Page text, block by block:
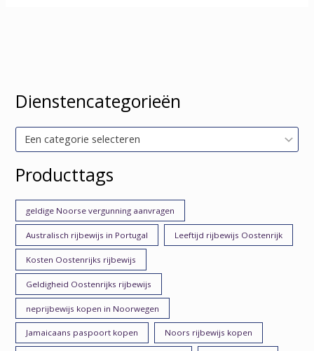
Dienstencategorieën
Een categorie selecteren
Producttags
geldige Noorse vergunning aanvragen
Australisch rijbewijs in Portugal Leeftijd rijbewijs Oostenrijk
Kosten Oostenrijks rijbewijs
Geldigheid Oostenrijks rijbewijs
neprijbewijs kopen in Noorwegen
Jamaicaans paspoort kopen Noors rijbewijs kopen